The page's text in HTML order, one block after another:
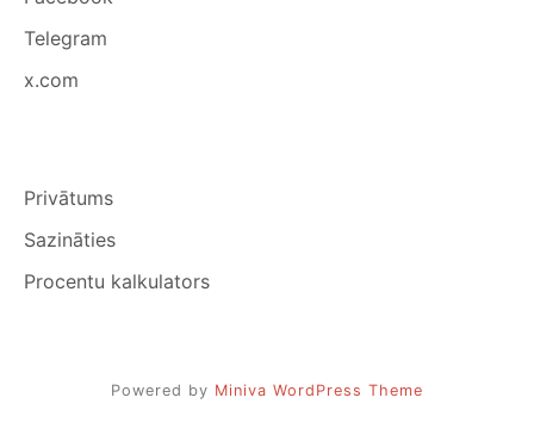
Telegram
x.com
Privātums
Sazināties
Procentu kalkulators
Powered by Miniva WordPress Theme